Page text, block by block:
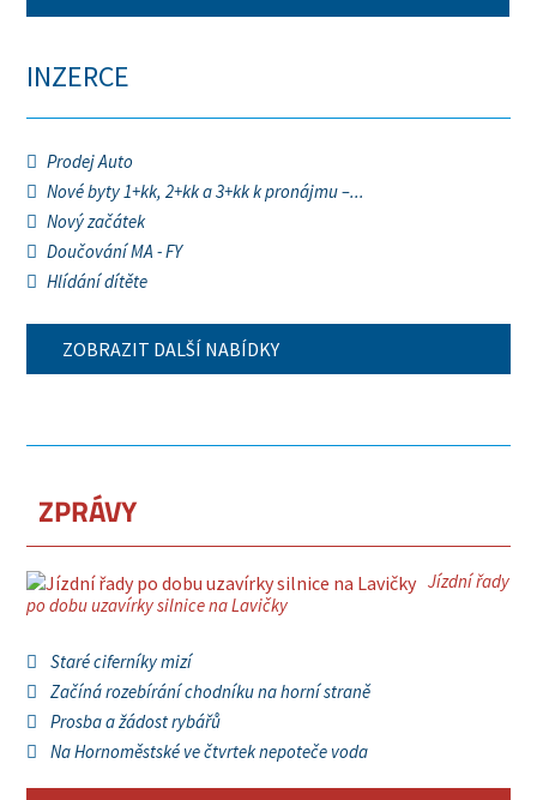
INZERCE
Prodej Auto
Nové byty 1+kk, 2+kk a 3+kk k pronájmu –...
Nový začátek
Doučování MA - FY
Hlídání dítěte
ZOBRAZIT DALŠÍ NABÍDKY
ZPRÁVY
Jízdní řady
po dobu uzavírky silnice na Lavičky
Staré ciferníky mizí
Začíná rozebírání chodníku na horní straně
Prosba a žádost rybářů
Na Hornoměstské ve čtvrtek nepoteče voda